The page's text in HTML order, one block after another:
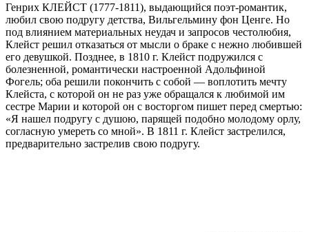
Генрих КЛЕЙСТ (1777-1811), выдаю­щийся поэт-романтик,
любил свою подругу детства, Вильгельмину фон Ценге. Но
под влиянием материальных неудач и запросов честолюбия,
Клейст решил отказаться от мысли о браке с нежно любившей
его девуш­кой. Позднее, в 1810 г. Клейст подружился с
болезненной, романтически настроенной Адоль­финой
Фогель; оба решили покончить с со­бой — воплотить мечту
Клейста, с которой он не раз уже обращался к любимой им
сестре Марии и которой он с восторгом пи­шет перед смертью:
«Я нашел подругу с душою, парящей подобно молодому орлу,
со­гласную умереть со мной». В 1811 г. Клeйст застрелился,
предварительно застрелив свою подругу.